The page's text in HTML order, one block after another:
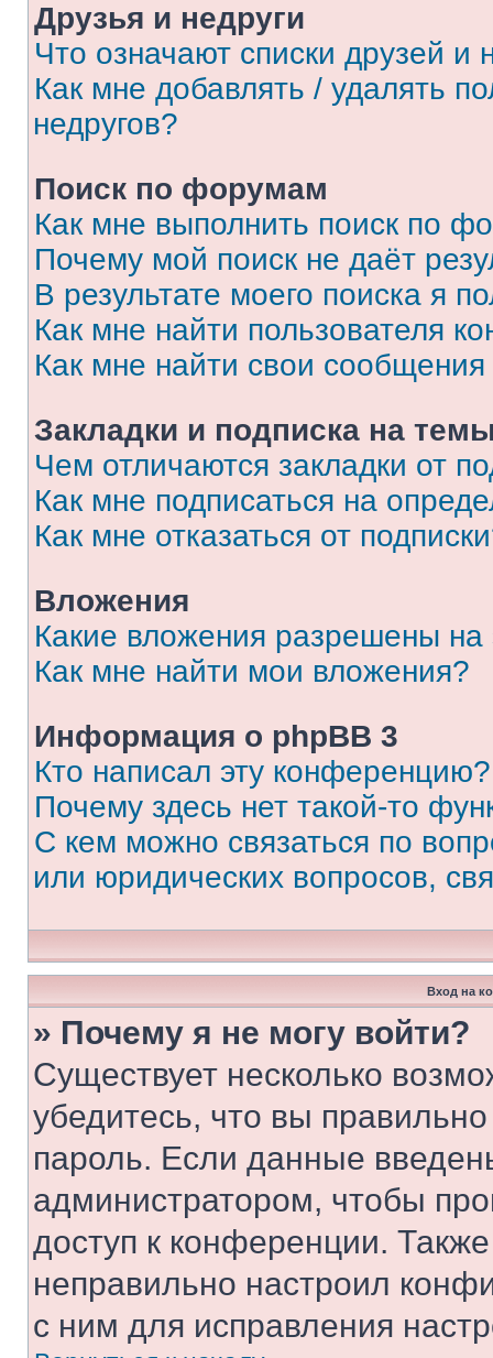
Друзья и недруги
Что означают списки друзей и
Как мне добавлять / удалять
недругов?
Поиск по форумам
Как мне выполнить поиск по
Почему мой поиск не даёт
В результате моего поиска я
Как мне найти пользователя
Как мне найти свои
Закладки и подписка на
Чем отличаются закладки от
Как мне подписаться на
Как мне отказаться от
Вложения
Какие вложения разрешены
Как мне найти мои вложения?
Информация о phpBB 3
Кто написал эту конференцию?
Почему здесь нет такой-то
С кем можно связаться по
или юридических вопросов,
Вход на
» Почему я не могу войти?
Существует несколько
убедитесь, что вы
пароль. Если данные
администратором, чтобы
доступ к конференции.
неправильно настроил
с ним для исправления